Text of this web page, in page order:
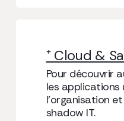
⁺ Cloud &
Pour découvrir
les applications
l’organisation
shadow IT.